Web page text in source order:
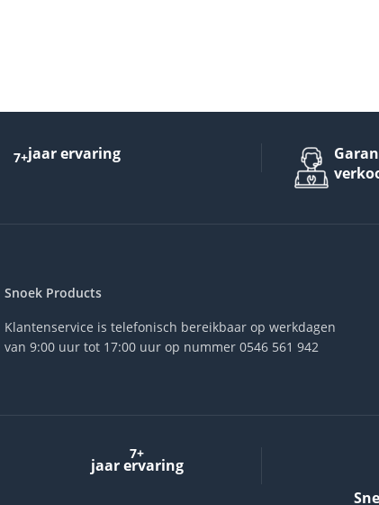
7+jaar ervaring
Snoek Products
Klantenservice is telefonisch bereikbaar op werkdagen
van 9:00 uur tot 17:00 uur op nummer 0546 561 942
7+
jaar ervaring